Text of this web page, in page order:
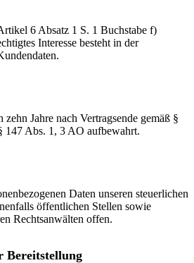
6 Absatz 1 S. 1 Buchstabe f)
Interesse besteht in der
zehn Jahre nach Vertragsende gemäß §
147 Abs. 1, 3 AO aufbewahrt.
Daten unseren steuerlichen
öffentlichen Stellen sowie
Rechtsanwälten offen.
Bereitstellung